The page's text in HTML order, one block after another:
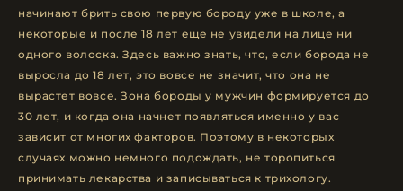
начинают брить свою первую бороду уже в школе, а
некоторые и после 18 лет еще не увидели на лице ни
одного волоска. Здесь важно знать, что, если борода не
выросла до 18 лет, это вовсе не значит, что она не
вырастет вовсе. Зона бороды у мужчин формируется до
30 лет, и когда она начнет появляться именно у вас
зависит от многих факторов. Поэтому в некоторых
случаях можно немного подождать, не торопиться
принимать лекарства и записываться к трихологу.